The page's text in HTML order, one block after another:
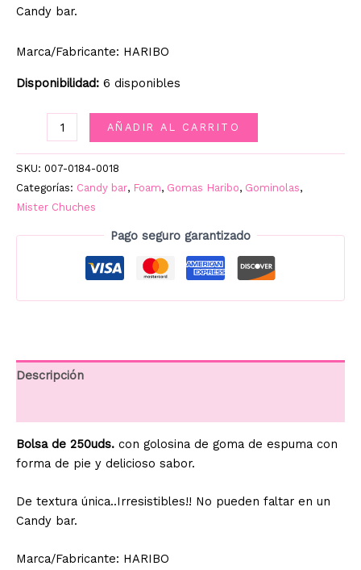
Candy bar.
Marca/Fabricante: HARIBO
Disponibilidad: 6 disponibles
PISOTONES
250UD.
cantidad
AÑADIR AL CARRITO
SKU: 007-0184-0018
Categorías: Candy bar, Foam, Gomas Haribo, Gominolas,
Mister Chuches
Pago seguro garantizado
Descripción
Bolsa de 250uds. con golosina de goma de espuma con
forma de pie y delicioso sabor.
De textura única..Irresistibles!! No pueden faltar en un
Candy bar.
Marca/Fabricante: HARIBO